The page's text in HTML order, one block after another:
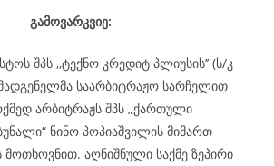
გამოვარკვიე:
შპს ,,ტექნო კრედიტ პლიუსის’’ (ს/კ
საარბიტრაჟო სარჩელით
არბიტრაჟს შპს „ქართული
ნინო პოპიაშვილის მიმართ
მოთხოვნით. აღნიშნული საქმე ზეპირი